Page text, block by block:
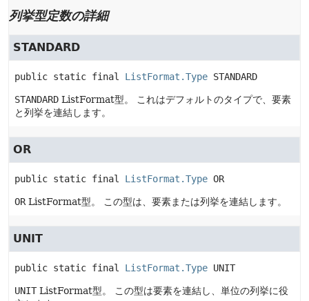
列挙型定数の詳細
STANDARD
public static final ListFormat.Type STANDARD
STANDARD ListFormat型。
これはデフォルトのタイプで、要素
と列挙を連結します。
OR
public static final ListFormat.Type OR
OR ListFormat型。 この型は、要素または列挙を連結します。
UNIT
public static final ListFormat.Type UNIT
UNITListFormat型。
この型は要素を連結し、単位の列挙に役